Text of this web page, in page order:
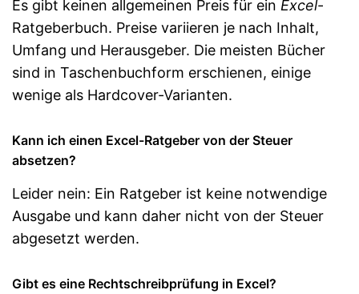
Es gibt keinen allgemeinen Preis für ein Excel-
Ratgeberbuch. Preise variieren je nach Inhalt,
Umfang und Herausgeber. Die meisten Bücher
sind in Taschenbuchform erschienen, einige
wenige als Hardcover-Varianten.
Kann ich einen Excel-Ratgeber von der Steuer
absetzen?
Leider nein: Ein Ratgeber ist keine notwendige
Ausgabe und kann daher nicht von der Steuer
abgesetzt werden.
Gibt es eine Rechtschreibprüfung in Excel?